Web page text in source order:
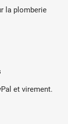
la plomberie
et virement.